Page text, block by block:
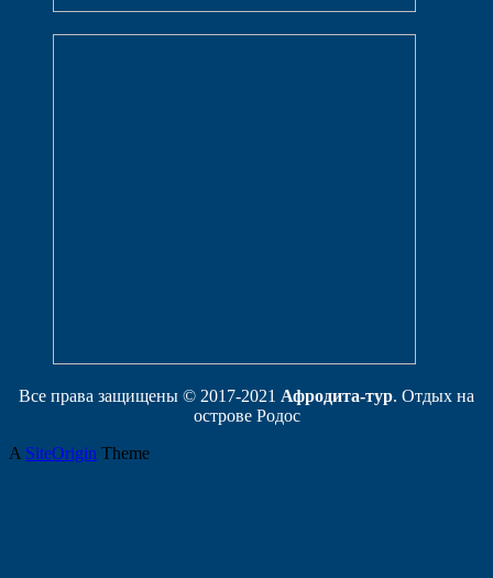
Все права защищены © 2017-2021 Афродита-тур. Отдых на
острове Родос
A SiteOrigin Theme